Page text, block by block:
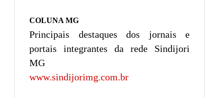
COLUNA MG
Principais destaques dos jornais e
portais integrantes da rede Sindijori
MG
www.sindijorimg.com.br